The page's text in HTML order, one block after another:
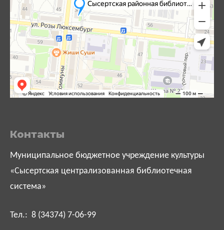
Контакты
Муниципальное бюджетное учреждение культуры
«Сысертская централизованная библиотечная
система»
Тел.: 8 (34374) 7-06-99